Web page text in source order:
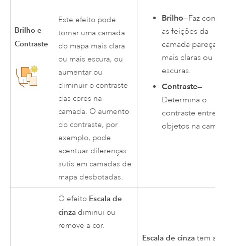
Brilho e
Contraste
Este efeito pode
tornar uma camada
do mapa mais clara
ou mais escura, ou
aumentar ou
diminuir o contraste
das cores na
camada. O aumento
do contraste, por
exemplo, pode
acentuar diferenças
sutis em camadas de
mapa desbotadas.
Brilho—Faz com
as feições da
camada pareçam
mais claras ou
escuras.
Contraste—
Determina o
contraste entre
objetos na
O efeito Escala de
cinza diminui ou
remove a cor.
Escala de cinza tem as